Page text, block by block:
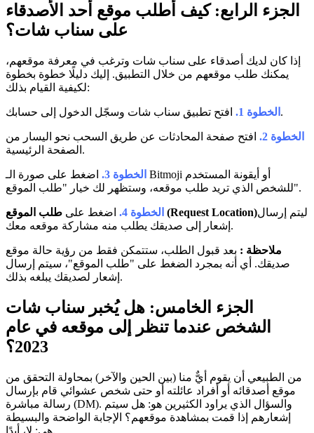
الجزء الرابع: كيف أطلب موقع أحد الأصدقاء
على سناب شات؟
إذا كان لديك أصدقاء على سناب شات وترغب في معرفة موقعهم،
يمكنك طلب موقعهم من خلال التطبيق. إليك دليلًا خطوة بخطوة
لكيفية القيام بذلك:
الخطوة 1. افتح تطبيق سناب شات وسجّل الدخول إلى حسابك.
الخطوة 2.
افتح صفحة المحادثات عن طريق السحب نحو اليسار من
الصفحة الرئيسية.
الخطوة 3.
اضغط على صورة الـ Bitmoji أو أيقونة المستخدم
للشخص الذي تريد طلب موقعه، وستظهر لك خيار "طلب الموقع".
الخطوة 4. اضغط على طلب الموقع (Request Location)ليتم إرسال
إشعار إلى صديقك يطلب منه مشاركة موقعه معك.
ملاحظة : بعد قبول الطلب، ستتمكن فقط من رؤية حالة موقع
صديقك. أي أنه بمجرد الضغط على "طلب الموقع"، سيتم إرسال
إشعار لصديقك يبلغه بذلك.
الجزء الخامس: هل يُخبر سناب شات
الشخص عندما تنظر إلى موقعه في عام
2023؟
من الطبيعي أن يقوم أيٌّ منا (بين الحين والآخر) بمحاولة التحقق من
موقع أصدقائه أو أفراد عائلته أو حتى شخص عشوائي قام بإرسال
رسالة مباشرة (DM). والسؤال الذي يراود الكثيرين هو: هل سيتم
إشعارهم إذا قمت بمشاهدة موقعهم؟ الإجابة الواضحة والبسيطة
هي: لا، أبدًا.